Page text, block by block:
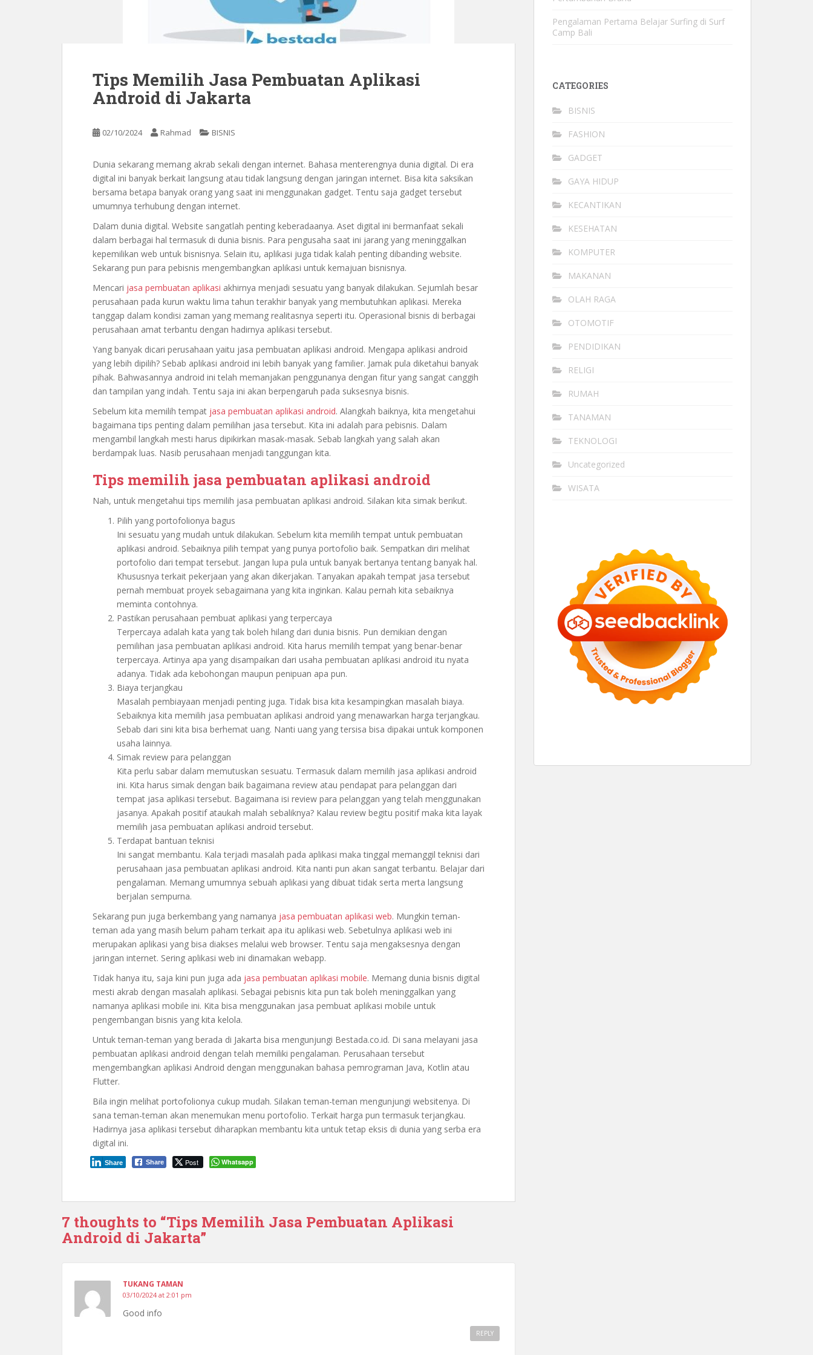
Tips Memilih Jasa Pembuatan Aplikasi
Android di Jakarta
02/10/2024 Rahmad BISNIS
Dunia sekarang memang akrab sekali dengan internet. Bahasa menterengnya dunia digital. Di era
digital ini banyak berkait langsung atau tidak langsung dengan jaringan internet. Bisa kita saksikan
bersama betapa banyak orang yang saat ini menggunakan gadget. Tentu saja gadget tersebut
umumnya terhubung dengan internet.
Dalam dunia digital. Website sangatlah penting keberadaanya. Aset digital ini bermanfaat sekali
dalam berbagai hal termasuk di dunia bisnis. Para pengusaha saat ini jarang yang meninggalkan
kepemilikan web untuk bisnisnya. Selain itu, aplikasi juga tidak kalah penting dibanding website.
Sekarang pun para pebisnis mengembangkan aplikasi untuk kemajuan bisnisnya.
Mencari jasa pembuatan aplikasi akhirnya menjadi sesuatu yang banyak dilakukan. Sejumlah besar
perusahaan pada kurun waktu lima tahun terakhir banyak yang membutuhkan aplikasi. Mereka
tanggap dalam kondisi zaman yang memang realitasnya seperti itu. Operasional bisnis di berbagai
perusahaan amat terbantu dengan hadirnya aplikasi tersebut.
Yang banyak dicari perusahaan yaitu jasa pembuatan aplikasi android. Mengapa aplikasi android
yang lebih dipilih? Sebab aplikasi android ini lebih banyak yang familier. Jamak pula diketahui banyak
pihak. Bahwasannya android ini telah memanjakan penggunanya dengan fitur yang sangat canggih
dan tampilan yang indah. Tentu saja ini akan berpengaruh pada suksesnya bisnis.
Sebelum kita memilih tempat jasa pembuatan aplikasi android. Alangkah baiknya, kita mengetahui
bagaimana tips penting dalam pemilihan jasa tersebut. Kita ini adalah para pebisnis. Dalam
mengambil langkah mesti harus dipikirkan masak-masak. Sebab langkah yang salah akan
berdampak luas. Nasib perusahaan menjadi tanggungan kita.
Tips memilih jasa pembuatan aplikasi android
Nah, untuk mengetahui tips memilih jasa pembuatan aplikasi android. Silakan kita simak berikut.
Pilih yang portofolionya bagus
Ini sesuatu yang mudah untuk dilakukan. Sebelum kita memilih tempat untuk pembuatan
aplikasi android. Sebaiknya pilih tempat yang punya portofolio baik. Sempatkan diri melihat
portofolio dari tempat tersebut. Jangan lupa pula untuk banyak bertanya tentang banyak hal.
Khususnya terkait pekerjaan yang akan dikerjakan. Tanyakan apakah tempat jasa tersebut
pernah membuat proyek sebagaimana yang kita inginkan. Kalau pernah kita sebaiknya
meminta contohnya.
Pastikan perusahaan pembuat aplikasi yang terpercaya
Terpercaya adalah kata yang tak boleh hilang dari dunia bisnis. Pun demikian dengan
pemilihan jasa pembuatan aplikasi android. Kita harus memilih tempat yang benar-benar
terpercaya. Artinya apa yang disampaikan dari usaha pembuatan aplikasi android itu nyata
adanya. Tidak ada kebohongan maupun penipuan apa pun.
Biaya terjangkau
Masalah pembiayaan menjadi penting juga. Tidak bisa kita kesampingkan masalah biaya.
Sebaiknya kita memilih jasa pembuatan aplikasi android yang menawarkan harga terjangkau.
Sebab dari sini kita bisa berhemat uang. Nanti uang yang tersisa bisa dipakai untuk komponen
usaha lainnya.
Simak review para pelanggan
Kita perlu sabar dalam memutuskan sesuatu. Termasuk dalam memilih jasa aplikasi android
ini. Kita harus simak dengan baik bagaimana review atau pendapat para pelanggan dari
tempat jasa aplikasi tersebut. Bagaimana isi review para pelanggan yang telah menggunakan
jasanya. Apakah positif ataukah malah sebaliknya? Kalau review begitu positif maka kita layak
memilih jasa pembuatan aplikasi android tersebut.
Terdapat bantuan teknisi
Ini sangat membantu. Kala terjadi masalah pada aplikasi maka tinggal memanggil teknisi dari
perusahaan jasa pembuatan aplikasi android. Kita nanti pun akan sangat terbantu. Belajar dari
pengalaman. Memang umumnya sebuah aplikasi yang dibuat tidak serta merta langsung
berjalan sempurna.
Sekarang pun juga berkembang yang namanya jasa pembuatan aplikasi web. Mungkin teman-
teman ada yang masih belum paham terkait apa itu aplikasi web. Sebetulnya aplikasi web ini
merupakan aplikasi yang bisa diakses melalui web browser. Tentu saja mengaksesnya dengan
jaringan internet. Sering aplikasi web ini dinamakan webapp.
Tidak hanya itu, saja kini pun juga ada jasa pembuatan aplikasi mobile. Memang dunia bisnis digital
mesti akrab dengan masalah aplikasi. Sebagai pebisnis kita pun tak boleh meninggalkan yang
namanya aplikasi mobile ini. Kita bisa menggunakan jasa pembuat aplikasi mobile untuk
pengembangan bisnis yang kita kelola.
Untuk teman-teman yang berada di Jakarta bisa mengunjungi Bestada.co.id. Di sana melayani jasa
pembuatan aplikasi android dengan telah memiliki pengalaman. Perusahaan tersebut
mengembangkan aplikasi Android dengan menggunakan bahasa pemrograman Java, Kotlin atau
Flutter.
Bila ingin melihat portofolionya cukup mudah. Silakan teman-teman mengunjungi websitenya. Di
sana teman-teman akan menemukan menu portofolio. Terkait harga pun termasuk terjangkau.
Hadirnya jasa aplikasi tersebut diharapkan membantu kita untuk tetap eksis di dunia yang serba era
digital ini.
Share Post
Share Whatsapp
7 thoughts to “Tips Memilih Jasa Pembuatan Aplikasi
Android di Jakarta”
TUKANG TAMAN
03/10/2024 at 2:01 pm
Good info
REPLY
Pengalaman Pertama Belajar Surfing di Surf
Camp Bali
CATEGORIES
BISNIS
FASHION
GADGET
GAYA HIDUP
KECANTIKAN
KESEHATAN
KOMPUTER
MAKANAN
OLAH RAGA
OTOMOTIF
PENDIDIKAN
RELIGI
RUMAH
TANAMAN
TEKNOLOGI
Uncategorized
WISATA